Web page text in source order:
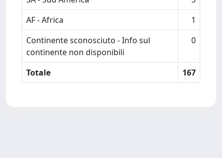
AF - Africa
1
Continente sconosciuto - Info sul
continente non disponibili
0
Totale 167